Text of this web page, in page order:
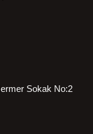
Sokak No:2